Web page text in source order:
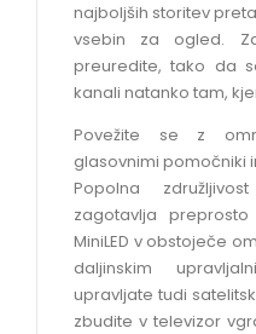
najboljših storitev
vsebin za ogled.
preuredite, tako da
kanali natanko tam,
Povežite se z
glasovnimi pomočniki
Popolna
zagotavlja
MiniLED v obstoječe
daljinskim
upravljate tudi
zbudite v televizor